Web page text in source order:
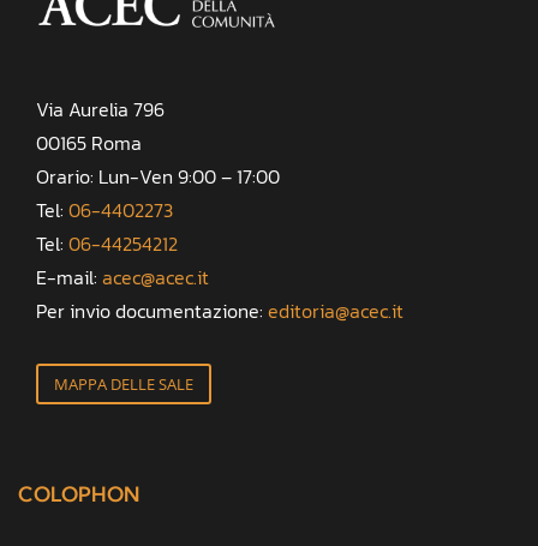
Via Aurelia 796
00165 Roma
Orario: Lun-Ven 9:00 – 17:00
Tel: 06-4402273
Tel: 06-44254212
E-mail: acec@acec.it
Per invio documentazione: editoria@acec.it
MAPPA DELLE SALE
COLOPHON